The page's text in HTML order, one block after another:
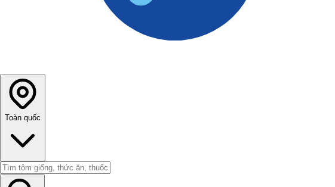
Toàn quốc